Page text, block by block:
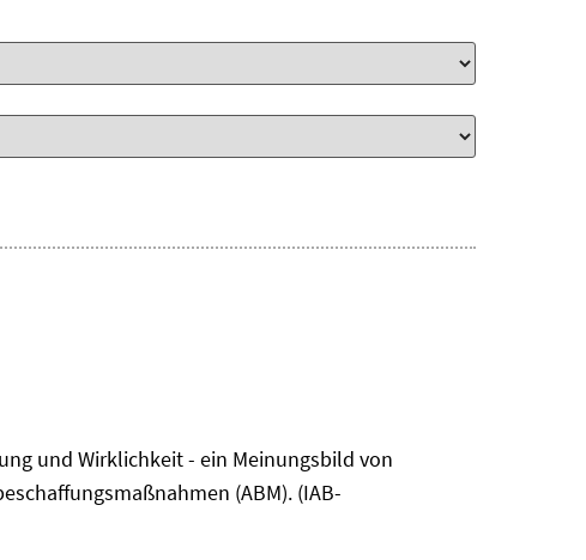
und Wirklichkeit - ein Meinungsbild von
(ABM). (IAB-